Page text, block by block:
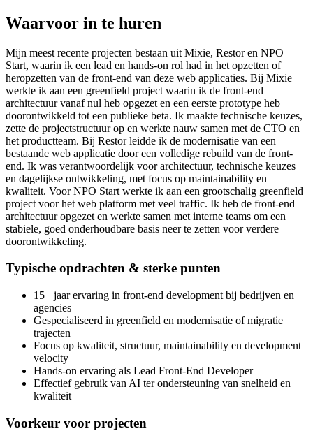
Waarvoor in te huren
Mijn meest recente projecten bestaan uit Mixie, Restor en NPO
Start, waarin ik een lead en hands-on rol had in het opzetten of
heropzetten van de front-end van deze web applicaties. Bij Mixie
werkte ik aan een greenfield project waarin ik de front-end
architectuur vanaf nul heb opgezet en een eerste prototype heb
doorontwikkeld tot een publieke beta. Ik maakte technische keuzes,
zette de projectstructuur op en werkte nauw samen met de CTO en
het productteam. Bij Restor leidde ik de modernisatie van een
bestaande web applicatie door een volledige rebuild van de front-
end. Ik was verantwoordelijk voor architectuur, technische keuzes
en dagelijkse ontwikkeling, met focus op maintainability en
kwaliteit. Voor NPO Start werkte ik aan een grootschalig greenfield
project voor het web platform met veel traffic. Ik heb de front-end
architectuur opgezet en werkte samen met interne teams om een
stabiele, goed onderhoudbare basis neer te zetten voor verdere
doorontwikkeling.
Typische opdrachten & sterke punten
15+ jaar ervaring in front-end development bij bedrijven en
agencies
Gespecialiseerd in greenfield en modernisatie of migratie
trajecten
Focus op kwaliteit, structuur, maintainability en development
velocity
Hands-on ervaring als Lead Front-End Developer
Effectief gebruik van AI ter ondersteuning van snelheid en
kwaliteit
Voorkeur voor projecten